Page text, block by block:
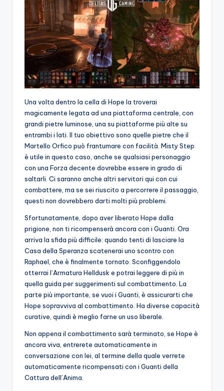
Una volta dentro la cella di Hope la troverai
magicamente legata ad una piattaforma centrale, con
grandi pietre luminose, una su piattaforme più alte su
entrambi i lati. Il tuo obiettivo sono quelle pietre che il
Martello Orfico può frantumare con facilità. Misty Step
è utile in questo caso, anche se qualsiasi personaggio
con una Forza decente dovrebbe essere in grado di
saltarli. Ci saranno anche altri servitori qui con cui
combattere, ma se sei riuscito a percorrere il passaggio,
questi non dovrebbero darti molti più problemi.
Sfortunatamente, dopo aver liberato Hope dalla
prigione, non ti ricompenserà ancora con i Guanti. Ora
arriva la sfida più difficile: quando tenti di lasciare la
Casa della Speranza scatenerai uno scontro con
Raphael, che è finalmente tornato. Sconfiggendolo
otterrai l’Armatura Helldusk e potrai leggere di più in
quella guida per suggerimenti sul combattimento. La
parte più importante, se vuoi i Guanti, è assicurarti che
Hope sopravviva al combattimento. Ha diverse capacità
curative, quindi è meglio farne un uso liberale.
Non appena il combattimento sarà terminato, se Hope è
ancora viva, entrerete automaticamente in
conversazione con lei, al termine della quale verrete
automaticamente ricompensati con i Guanti della
Cattura dell’Anima.